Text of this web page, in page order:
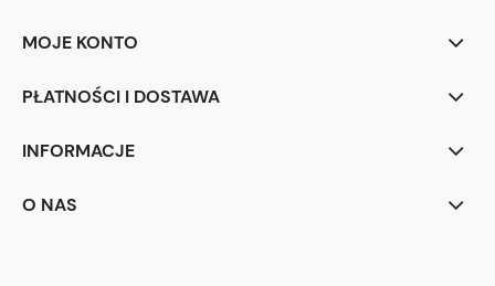
MOJE KONTO
PŁATNOŚCI I DOSTAWA
INFORMACJE
O NAS